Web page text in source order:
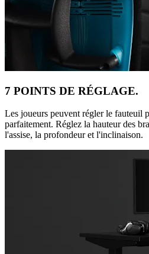
7 POINTS DE RÉGLAGE.
Les joueurs peuvent régler le fauteuil
parfaitement. Réglez la hauteur des
l'assise, la profondeur et l'inclinaison.